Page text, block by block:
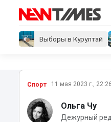
Выборы в Курултай
Спорт 11 мая 2023 г., 22:26
Ольга Чу
Дежурный